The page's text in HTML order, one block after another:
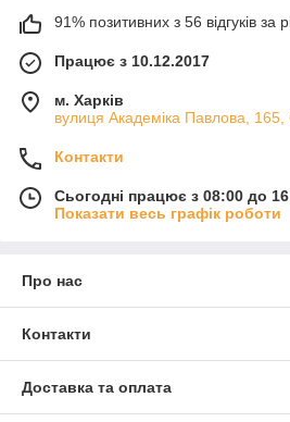
91% позитивних з 56 відгуків за
Працює з 10.12.2017
м. Харків
вулиця Академіка Павлова, 165,
Контакти
Сьогодні працює з 08:00 до
Показати весь графік роботи
Про нас
Контакти
Доставка та оплата